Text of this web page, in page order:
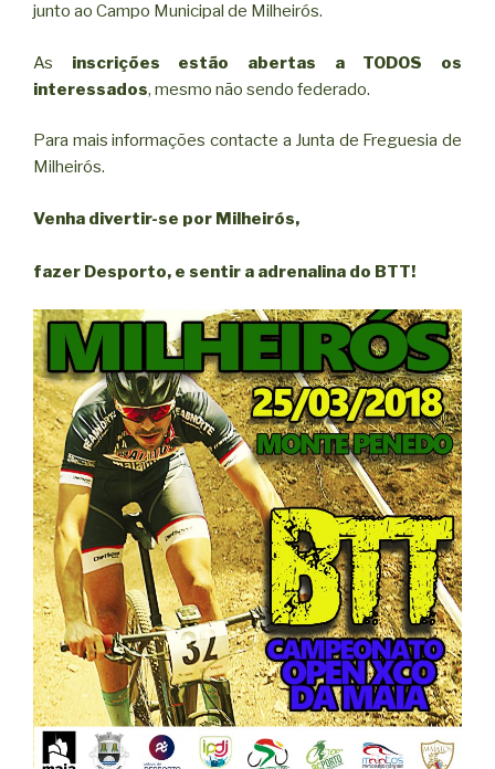
junto ao Campo Municipal de Milheirós.
As inscrições estão abertas a TODOS os
interessados, mesmo não sendo federado.
Para mais informações contacte a Junta de Freguesia de
Milheirós.
Venha divertir-se por Milheirós,
fazer Desporto, e sentir a adrenalina do BTT!